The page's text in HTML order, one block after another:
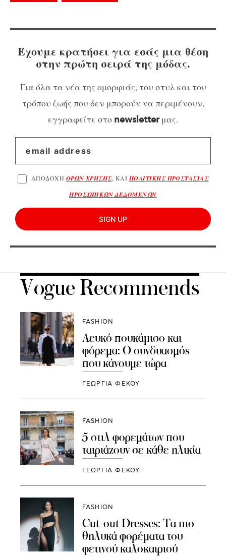
Έχουμε κρατήσει για εσάς μια θέση
στην πρώτη σειρά της μόδας.
Για όλα τα νέα της ομορφιάς, του στυλ και του
τρόπου ζωής που δεν μπορούν να περιμένουν,
εγγραφείτε στο newsletterμας.
ΑΠΟΔΟΧΗ ΟΡΩΝ ΧΡΗΣΗΣ, ΚΑΙΠΟΛΙΤΙΚΗΣ ΠΡΟΣΤΑΣΙΑΣ
ΠΡΟΣΩΠΙΚΩΝ ΔΕΔΟΜΕΝΩΝ
SIGN UP
Vogue Recommends
FASHION
Λευκό πουκάμισο και
φόρεμα: Ο συνδυασμός
που κάνουμε τώρα
ΓΕΩΡΓΙΑ ΦΕΚΟΥ
FASHION
5 στιλ φορεμάτων που
ταιριάζουν σε κάθε ηλικία
ΓΕΩΡΓΙΑ ΦΕΚΟΥ
FASHION
Cut-out Dresses: Τα πιο
θηλυκά φορέματα του
φετινού καλοκαιριού